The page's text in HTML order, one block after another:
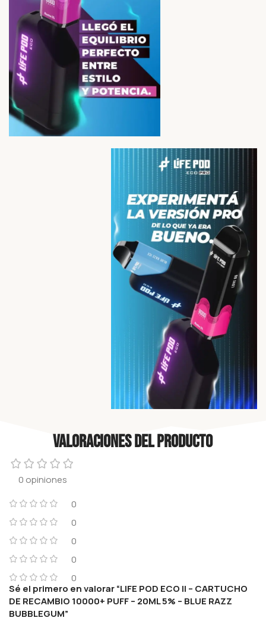
Valoraciones del producto
0 opiniones
0
0
0
0
0
Sé el primero en valorar “LIFE POD ECO II – CARTUCHO
DE RECAMBIO 10000+ PUFF – 20ML 5% – BLUE RAZZ
BUBBLEGUM”